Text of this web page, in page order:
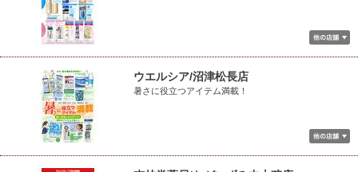
ウエルシア/沼津松長店
暑さに役立つアイテム満載！